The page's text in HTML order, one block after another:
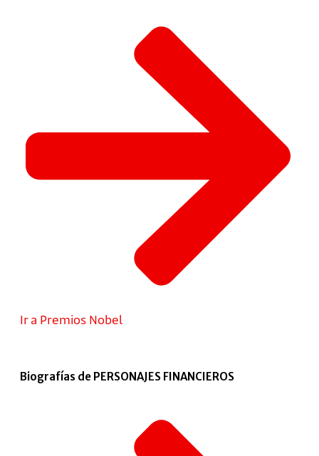
Ir a Premios Nobel
Biografías de PERSONAJES FINANCIEROS